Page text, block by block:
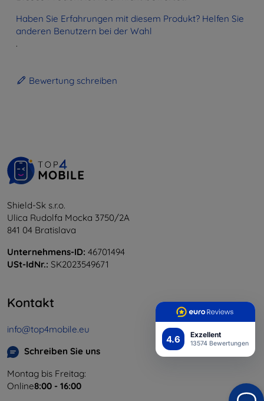
4.6 Exzellent
13574 Bewertungen
Haben Sie Erfahrungen mit diesem Produkt? Helfen Sie
anderen Benutzern bei der Wahl
.
Bewertung schreiben
Shield-Sk s.r.o.
Ulica Rudolfa Mocka 3750/2A
841 04 Bratislava
Unternehmens-ID: 46701494
USt-IdNr.: SK2023549671
Kontakt
info@top4mobile.eu
Schreiben Sie uns
Montag bis Freitag:
Online8:00 - 16:00